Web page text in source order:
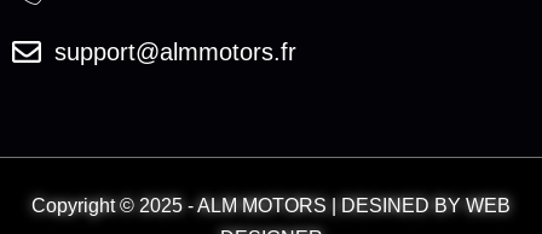
support@almmotors.fr
Copyright © 2025 - ALM MOTORS | DESINED BY WEB